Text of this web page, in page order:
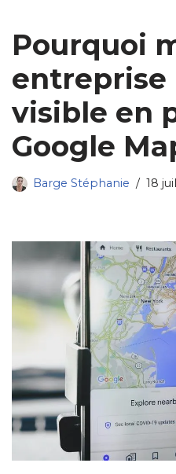
Pourquoi
entreprise
visible en
Google
Barge Stéphanie 18